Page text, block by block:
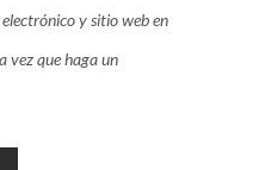
y sitio web en
vez que haga un